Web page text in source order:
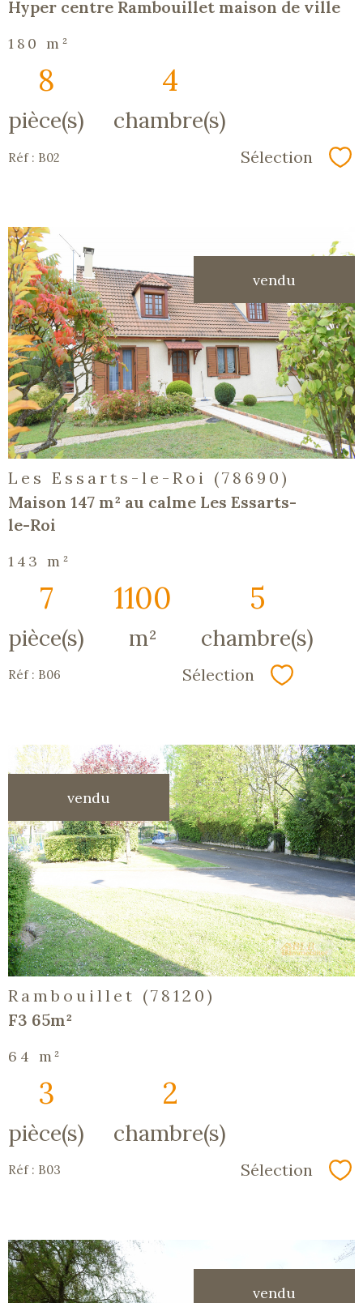
Hyper centre Rambouillet maison de ville
180 m²
8
pièce(s)
4
chambre(s)
Réf : B02 Sélection
vendu
voir le
bien
Les Essarts-le-Roi (78690)
Maison 147 m² au calme Les Essarts-
le-Roi
143 m²
7
pièce(s)
1100
m²
5
chambre(s)
Réf : B06 Sélection
vendu
voir le
bien
Rambouillet (78120)
F3 65m²
64 m²
3
pièce(s)
2
chambre(s)
Réf : B03 Sélection
vendu